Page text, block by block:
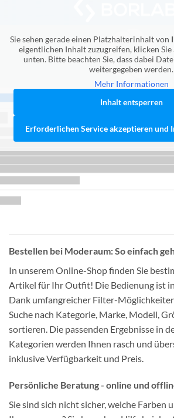
Sie sehen gerade einen Platzhalterinhalt von
eigentlichen Inhalt zuzugreifen, klicken
unten. Bitte beachten Sie, dass dabei
weitergegeben werden.
Mehr Informationen
Inhalt entsperren
Erforderlichen Service akzeptieren und
Bestellen bei Moderaum: So einfach
In unserem Online-Shop finden Sie
Artikel für Ihr Outfit! Die Bedienung ist
Dank umfangreicher Filter-
Suche nach Kategorie, Marke, Modell,
sortieren. Die passenden Ergebnisse in
Kategorien werden Ihnen rasch und
inklusive Verfügbarkeit und Preis.
Persönliche Beratung - online und
Sie sind sich nicht sicher, welche Farben